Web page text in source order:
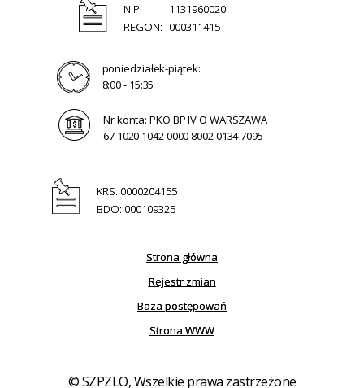
NIP:
1131960020
REGON: 000311415
poniedziałek-piątek:
8:00 - 15:35
Nr konta: PKO BP IV O WARSZAWA
67 1020 1042 0000 8002 0134 7095
KRS: 0000204155
BDO: 000109325
Strona główna
Rejestr zmian
Baza postępowań
Strona WWW
© SZPZLO, Wszelkie prawa zastrzeżone